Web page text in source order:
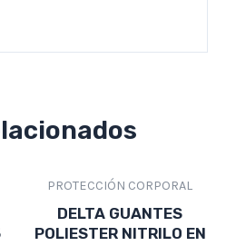
PROTECCIÓN CORPORAL
DELTA GUANTES
POLIESTER NITRILO EN